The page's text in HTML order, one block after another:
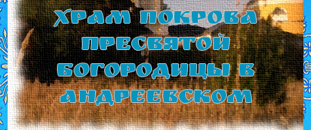
Храм Покрова
Пресвятой
Богородицы в
Андреевском